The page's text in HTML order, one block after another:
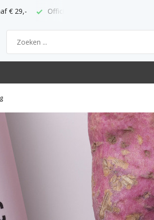
€ 29,- Officieel ABC verkooppunt